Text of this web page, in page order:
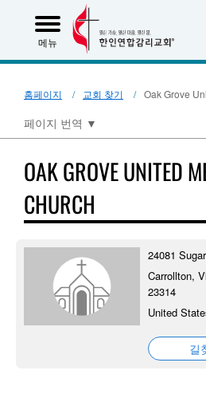
메뉴
홈페이지 교회 찾기 Oak Grove
페이지 번역 ▼
OAK GROVE UNITED
CHURCH
24081
Carrollton,
23314
United
길